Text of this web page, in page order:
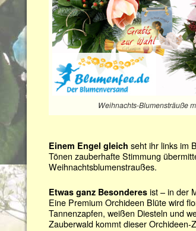
Weihnachts-Blumensträuße
Einem Engel gleich seht ihr links im
Tönen zauberhafte Stimmung
Weihnachtsblumenstraußes.
Etwas ganz Besonderes ist – in der
Eine Premium Orchideen Blüte wird
Tannenzapfen, weißen Diesteln und
Zauberwald kommt dieser Orchideen-